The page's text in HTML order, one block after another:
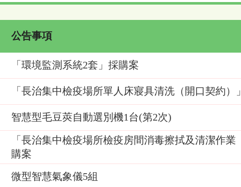
公告事項
「環境監測系統2套」採購案
「長治集中檢疫場所單人床寢具清洗（開口契約）
智慧型毛豆莢自動選別機1台(第2次)
「長治集中檢疫場所檢疫房間消毒擦拭及清潔作業
購案
微型智慧氣象儀5組